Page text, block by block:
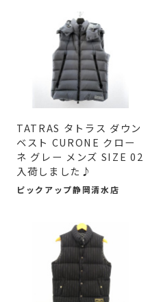
TATRAS タトラス ダウン
ベスト CURONE クロー
ネ グレー メンズ SIZE 02
入荷しました♪
ピックアップ静岡清水店